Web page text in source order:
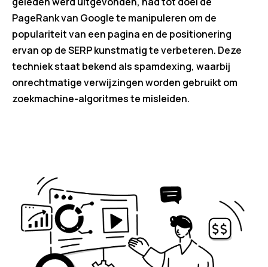
PageRank van Google te manipuleren om de
populariteit van een pagina en de positionering
ervan op de SERP kunstmatig te verbeteren. Deze
techniek staat bekend als spamdexing, waarbij
onrechtmatige verwijzingen worden gebruikt om
zoekmachine-algoritmes te misleiden.